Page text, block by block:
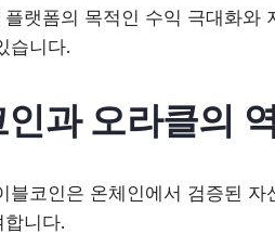
랫폼의 목적인 수익 극대화와
습니다.
과 오라클의
코인은 온체인에서 검증된 자
니다.